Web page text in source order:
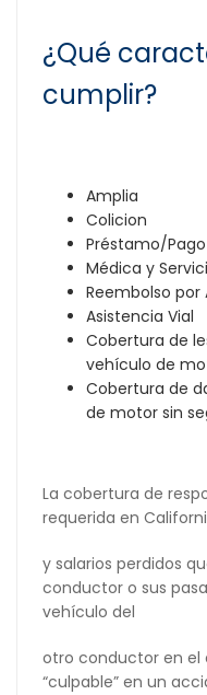
¿Qué
cumplir?
Amplia
Colicion
Préstamo/
Médica y
Reembolso por
Asistencia Vial
Cobertura de
vehículo de
Cobertura de
de motor sin
La cobertura de
requerida en
y salarios perdidos
conductor o sus
vehículo del
otro conductor en el
“culpable” en un